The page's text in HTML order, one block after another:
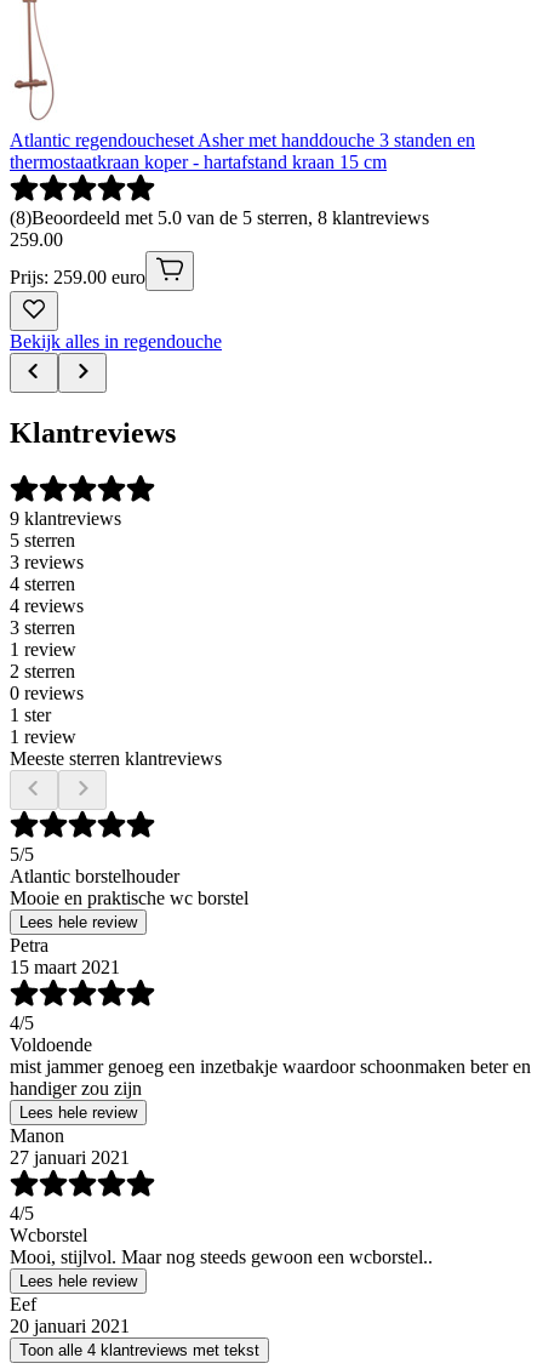
Atlantic regendoucheset Asher met handdouche 3 standen en
thermostaatkraan koper - hartafstand kraan 15 cm
(8)Beoordeeld met 5.0 van de 5 sterren, 8 klantreviews
259.00
Prijs: 259.00 euro
Bekijk alles in regendouche
Klantreviews
9 klantreviews
5 sterren
3 reviews
4 sterren
4 reviews
3 sterren
1 review
2 sterren
0 reviews
1 ster
1 review
Meeste sterren klantreviews
5/5
Atlantic borstelhouder
Mooie en praktische wc borstel
Lees hele review
Petra
15 maart 2021
4/5
Voldoende
mist jammer genoeg een inzetbakje waardoor schoonmaken beter en
handiger zou zijn
Lees hele review
Manon
27 januari 2021
4/5
Wcborstel
Mooi, stijlvol. Maar nog steeds gewoon een wcborstel..
Lees hele review
Eef
20 januari 2021
Toon alle 4 klantreviews met tekst